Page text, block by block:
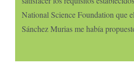
National Science Foundation que
Sánchez Murias me había